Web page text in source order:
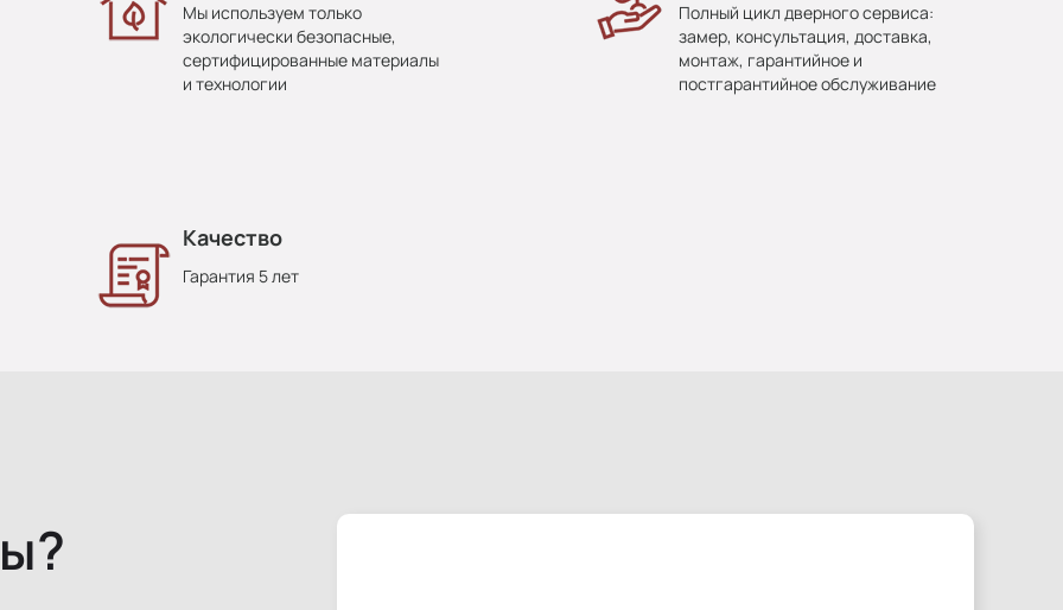
Мы используем только
экологически безопасные,
сертифицированные материалы
и технологии
Полный цикл дверного сервиса:
замер, консультация, доставка,
монтаж, гарантийное и
постгарантийное обслуживание
Качество
Гарантия 5 лет